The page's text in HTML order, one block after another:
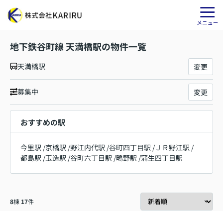
地下鉄谷町線 天満橋駅の物件一覧
天満橋駅 変更
募集中 変更
おすすめの駅
今里駅 /京橋駅 /野江内代駅 /谷町四丁目駅 /ＪＲ野江駅 /
都島駅 /玉造駅 /谷町六丁目駅 /鴫野駅 /蒲生四丁目駅
8棟 17件